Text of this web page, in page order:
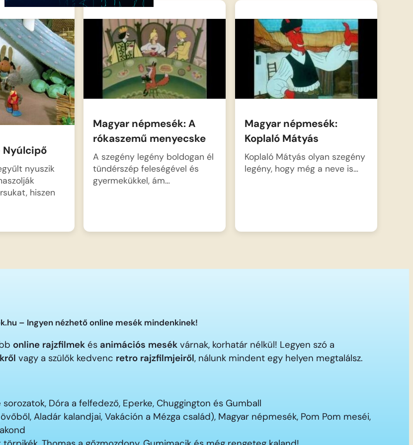
Nyúlcipő
nyuszik
hiszen
Magyar népmesék: A
rókaszemű menyecske
A szegény legény boldogan él
tündérszép feleségével és
gyermekükkel, ám…
Magyar népmesék:
Koplaló Mátyás
Koplaló Mátyás olyan szegény
legény, hogy még a neve is…
– Ingyen nézhető online mesék mindenkinek!
online rajzfilmek és animációs mesék várnak, korhatár nélkül! Legyen szó a
vagy a szülők kedvenc retro rajzfilmjeiről, nálunk mindent egy helyen megtalálsz.
Dóra a felfedező, Eperke, Chuggington és Gumball
Aladár kalandjai, Vakáción a Mézga család), Magyar népmesék, Pom Pom meséi,